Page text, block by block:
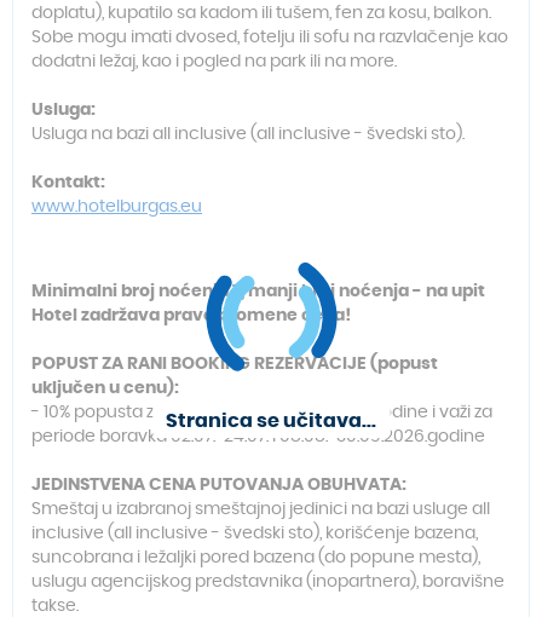
doplatu), kupatilo sa kadom ili tušem, fen za kosu, balkon.
Sobe mogu imati dvosed, fotelju ili sofu na razvlačenje kao
dodatni ležaj, kao i pogled na park ili na more.
Usluga:
Usluga na bazi all inclusive (all inclusive - švedski sto).
Kontakt:
www.hotelburgas.eu
Minimalni broj noćenja 7, manji broj noćenja - na upit
Hotel zadržava pravo promene cena!
POPUST ZA RANI BOOKING REZERVACIJE (popust
uključen u cenu):
- 10% popusta za rezervacije do 31.07.2026.godine i važi za
periode boravka 02.07.-24.07. i 08.08.-30.09.2026.godine
JEDINSTVENA CENA PUTOVANJA OBUHVATA:
Smeštaj u izabranoj smeštajnoj jedinici na bazi usluge all
inclusive (all inclusive - švedski sto), korišćenje bazena,
suncobrana i ležaljki pored bazena (do popune mesta),
uslugu agencijskog predstavnika (inopartnera), boravišne
takse.
Stranica se učitava...